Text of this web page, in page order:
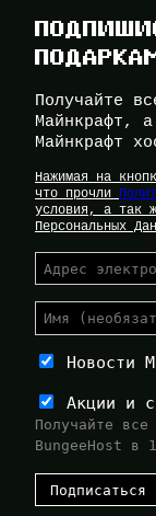
Получайте
Майнкрафт,
Майнкрафт
Нажимая на
что прочли
условия, а так
Персональных
Новости
Акции и
Получайте
BungeeHost в